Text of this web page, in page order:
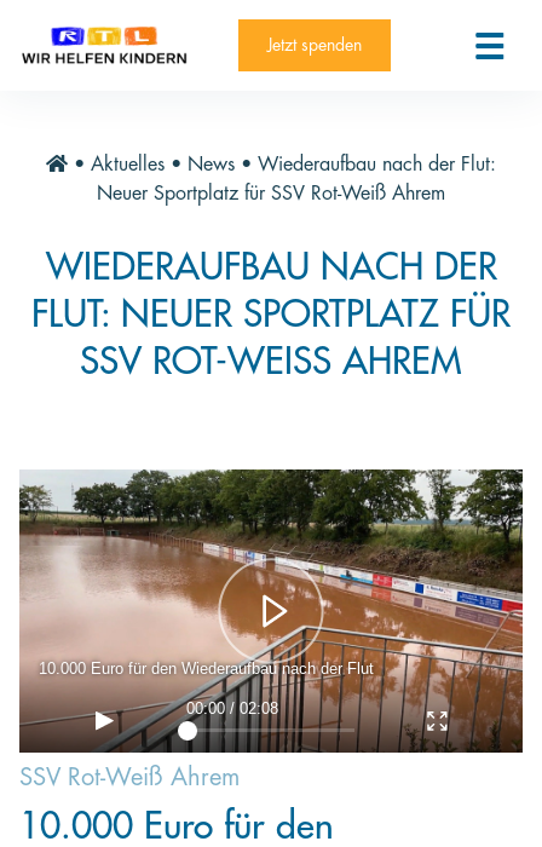
RTL-Spendenmarathon 2025
News
Informieren
Jahresberichte
Paten und Projekte
Videothek
Kooperieren
Unternehmen
Kontakt
Jetzt spenden
• Aktuelles • News • Wiederaufbau nach der Flut:
Neuer Sportplatz für SSV Rot-Weiß Ahrem
WIEDERAUFBAU NACH DER
FLUT: NEUER SPORTPLATZ FÜR
SSV ROT-WEISS AHREM
10.000 Euro für den Wiederaufbau nach der Flut
00:00 / 02:08
SSV Rot-Weiß Ahrem
10.000 Euro für den